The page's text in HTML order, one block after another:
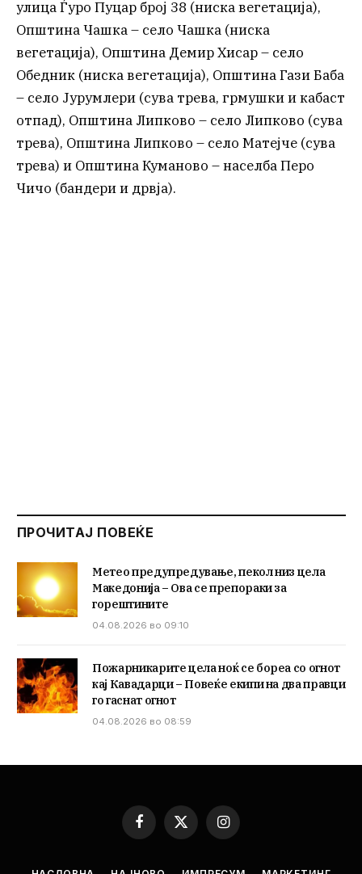
улица Ѓуро Пуцар број 38 (ниска вегетација),
Општина Чашка – село Чашка (ниска
вегетација), Општина Демир Хисар – село
Обедник (ниска вегетација), Општина Гази Баба
– село Јурумлери (сува трева, грмушки и кабаст
отпад), Општина Липково – село Липково (сува
трева), Општина Липково – село Матејче (сува
трева) и Општина Куманово – населба Перо
Чичо (бандери и дрвја).
ПРОЧИТАЈ ПОВЕЌЕ
Метео предупредување, пекол низ цела
Македонија – Ова се препораки за
горештините
04.08.2026 во 09:10
Пожарникарите цела ноќ се бореа со огнот
кај Кавадарци – Повеќе екипи на два правци
го гаснат огнот
04.08.2026 во 08:59
Facebook
X
(Twitter)
Instagram